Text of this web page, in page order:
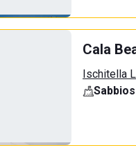
Cala
Ischitella